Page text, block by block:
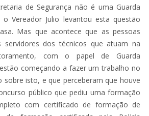
de Segurança não é uma Guarda
o Vereador Julio levantou esta questão
Mas que acontece que as pessoas
dos técnicos que atuam na
com o papel de Guarda
começando a fazer um trabalho no
sobre isto, e que perceberam que houve
público que pediu uma formação
com certificado de formação de